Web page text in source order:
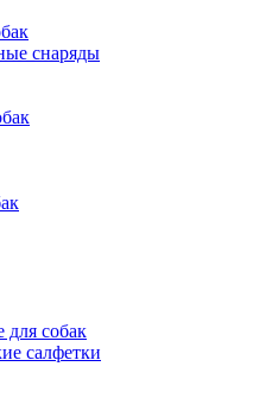
снаряды
для собак
салфетки